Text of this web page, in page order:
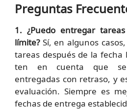
Preguntas
1. ¿Puedo entregar
límite?Sí, en algunos
tareas después de la fecha
ten en cuenta que se
entregadas con retraso, y
evaluación. Siempre es
fechas de entrega